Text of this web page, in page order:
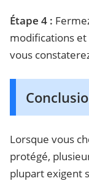
Étape 4 :
modifications
vous
Lorsque vous
protégé,
plupart exigent